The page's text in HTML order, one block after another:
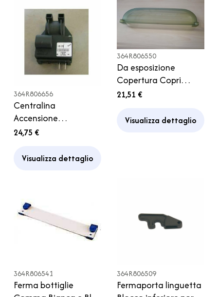
364R806656
Centralina
Accensione
Elettronica Frigorifero
Camper
24,75 €
Visualizza dettaglio
364R806550
Da esposizione
Copertura Copri
Cassetto Basculante
Camper
21,51 €
Visualizza dettaglio
364R806541
Ferma bottiglie
364R806509
Fermaporta linguetta